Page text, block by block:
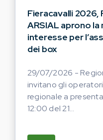
Fieracavalli 2026,
ARSIAL aprono
interesse per
dei box
29/07/2026 -
invitano gli
regionale a
12:00 del 21...